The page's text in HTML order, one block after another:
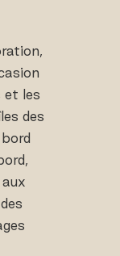
et les
des